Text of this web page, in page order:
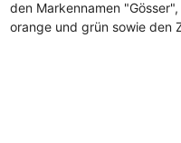
den Markennamen
orange und grün sowie den